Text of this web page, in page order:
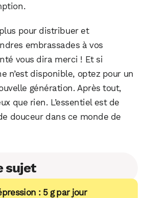
pour distribuer et
embrassades à vos
vous dira merci ! Et si
n’est disponible, optez pour un
génération. Après tout,
que rien. L’essentiel est de
douceur dans ce monde de
sujet
: 5 g par jour